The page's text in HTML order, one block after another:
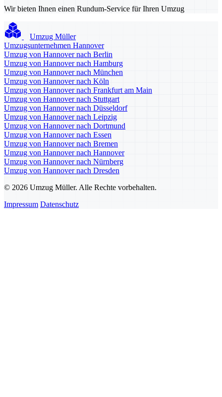
Wir bieten Ihnen einen Rundum-Service für Ihren Umzug
Umzug Müller
Umzugsunternehmen Hannover
Umzug von Hannover nach Berlin
Umzug von Hannover nach Hamburg
Umzug von Hannover nach München
Umzug von Hannover nach Köln
Umzug von Hannover nach Frankfurt am Main
Umzug von Hannover nach Stuttgart
Umzug von Hannover nach Düsseldorf
Umzug von Hannover nach Leipzig
Umzug von Hannover nach Dortmund
Umzug von Hannover nach Essen
Umzug von Hannover nach Bremen
Umzug von Hannover nach Hannover
Umzug von Hannover nach Nürnberg
Umzug von Hannover nach Dresden
© 2026 Umzug Müller. Alle Rechte vorbehalten.
Impressum Datenschutz